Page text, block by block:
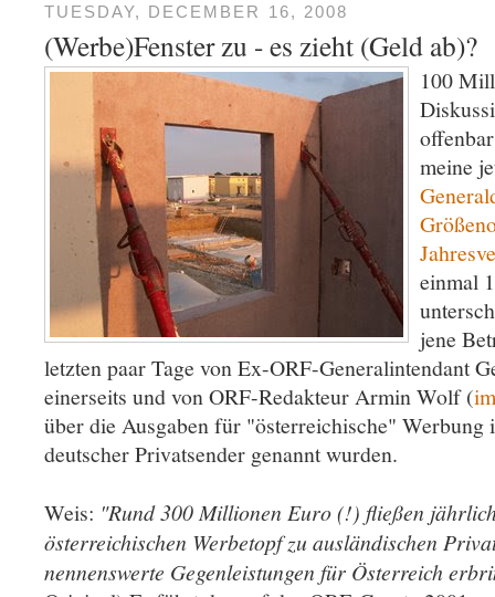
TUESDAY, DECEMBER 16, 2008
(Werbe)Fenster zu - es zieht (Geld ab)?
100
meine
einmal
jene
letzten paar Tage von Ex-ORF-Generalintendant
einerseits und von ORF-Redakteur Armin Wolf (
über die Ausgaben für "österreichische" Werbung
deutscher Privatsender genannt wurden.
Weis: "Rund 300 Millionen Euro (!) fließen
österreichischen Werbetopf zu ausländischen
nennenswerte Gegenleistungen für Österreich